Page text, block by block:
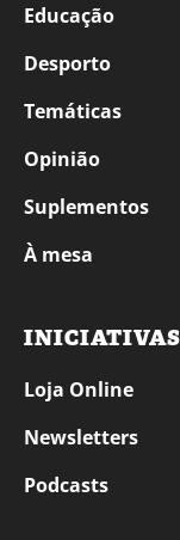
Educação
Desporto
Temáticas
Opinião
Suplementos
À mesa
INICIATIVAS
Loja Online
Newsletters
Podcasts